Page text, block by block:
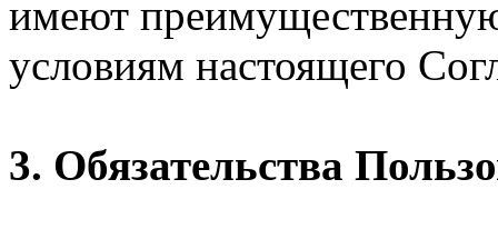
имеют
условиям настоящего
3. Обязательства